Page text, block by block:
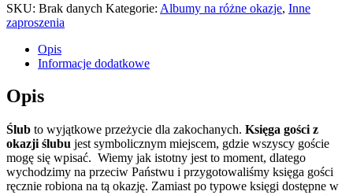
SKU: Brak danych Kategorie: Albumy na różne okazje, Inne
zaproszenia
Opis
Informacje dodatkowe
Opis
Ślub to wyjątkowe przeżycie dla zakochanych. Księga gości z
okazji ślubu jest symbolicznym miejscem, gdzie wszyscy goście
mogę się wpisać. Wiemy jak istotny jest to moment, dlatego
wychodzimy na przeciw Państwu i przygotowaliśmy księga gości
ręcznie robiona na tą okazję. Zamiast po typowe księgi dostępne w